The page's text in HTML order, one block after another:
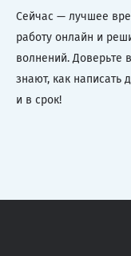
Сейчас — лучшее
работу онлайн и
волнений. Доверьте
знают, как
и в срок!